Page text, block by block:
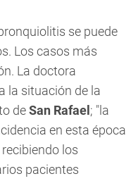
se puede
Los casos más
La doctora
la situación de la
deSan Rafael ; "la
en esta época
los
pacientes